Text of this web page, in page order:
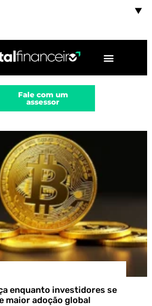
▼
Fale com um
assessor
enquanto investidores se
maior adoção global